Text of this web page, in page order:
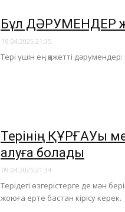
​Бұл ДӘРУМЕНДЕР
19.04.2025 21:35
Тері үшін ең қажетті дәрумендер:
​Терінің ҚҰРҒАУы
алуға болады
09.04.2025 21:34
Терідегі өзгерістерге де мән
жоюға ерте бастан кірісу керек.